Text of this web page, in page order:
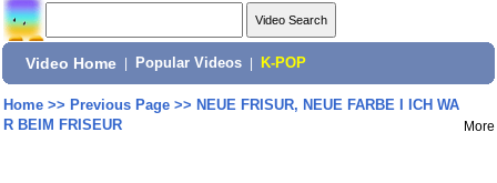
Video Home Popular Videos K-POP
Home>> Previous Page>> NEUE FRISUR, NEUE FARBE I ICH WA
R BEIM FRISEUR
More